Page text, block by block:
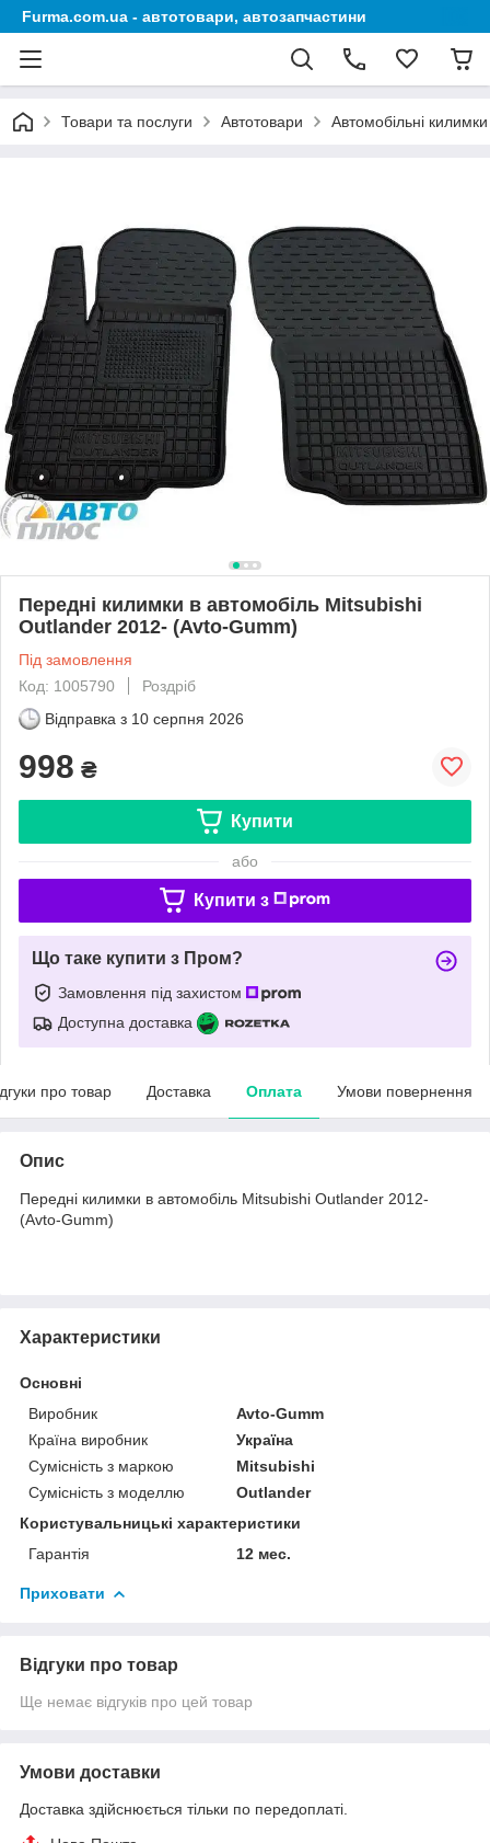
Furma.com.ua - автотовари, автозапчастини
Товари та послуги Автотовари Автомобільні килимки
Передні килимки в автомобіль Mitsubishi
Outlander 2012- (Avto-Gumm)
Під замовлення
Код: 1005790
Роздріб
Відправка з 10 серпня 2026
998 ₴
Купити
або
Купити з
Що таке купити з Пром?
Замовлення під захистом
Доступна доставка
про товар Доставка Оплата Умови повернення
Опис
Передні килимки в автомобіль Mitsubishi Outlander 2012-
(Avto-Gumm)
Характеристики
Основні
Виробник
Avto-Gumm
Країна виробник
Україна
Сумісність з маркою
Mitsubishi
Сумісність з моделлю
Outlander
Користувальницькі характеристики
Гарантія
12 мес.
Приховати
Відгуки про товар
Ще немає відгуків про цей товар
Умови доставки
Доставка здійснюється тільки по передоплаті.